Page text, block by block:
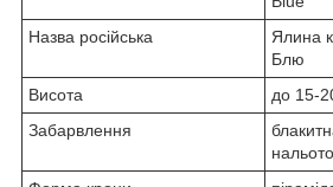
Назва російська
Ялина
Блю
Висота
до 15-
Забарвлення